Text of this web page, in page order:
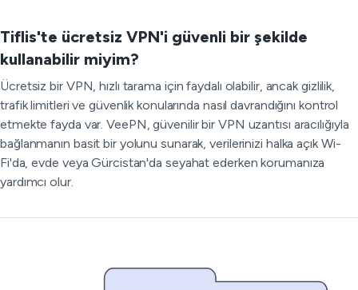
Tiflis'te ücretsiz VPN'i güvenli bir şekilde
kullanabilir miyim?
Ücretsiz bir VPN, hızlı tarama için faydalı olabilir, ancak gizlilik,
trafik limitleri ve güvenlik konularında nasıl davrandığını kontrol
etmekte fayda var. VeePN, güvenilir bir VPN uzantısı aracılığıyla
bağlanmanın basit bir yolunu sunarak, verilerinizi halka açık Wi-
Fi'da, evde veya Gürcistan'da seyahat ederken korumanıza
yardımcı olur.